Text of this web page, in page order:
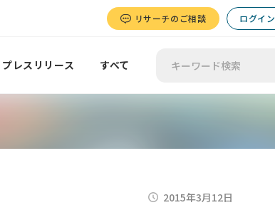
リサーチのご相談 ログイン
プレスリリース すべて
2015年3月12日